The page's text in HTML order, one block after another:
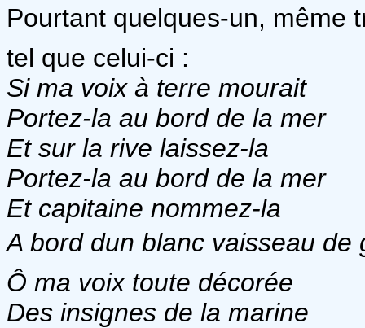
Pourtant quelques-un, même
tel que celui-ci :
Si ma voix à terre mourait
Portez-la au bord de la mer
Et sur la rive laissez-la
Portez-la au bord de la mer
Et capitaine nommez-la
A bord dun blanc vaisseau de
Ô ma voix toute décorée
Des insignes de la marine